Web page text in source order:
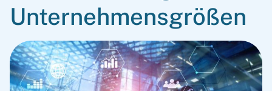
Unternehmensgrößen